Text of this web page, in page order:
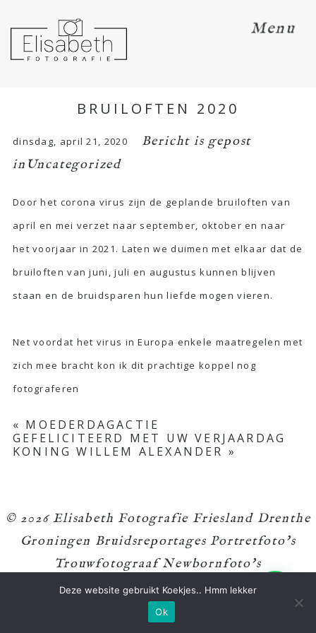
Menu
BRUILOFTEN 2020
dinsdag, april 21, 2020
Bericht is gepost
in Uncategorized
Door het corona virus zijn de geplande bruiloften van
april en mei verzet naar september, oktober en naar
het voorjaar in 2021. Laten we duimen met elkaar dat de
bruiloften van juni, juli en augustus kunnen blijven
staan en de bruidsparen hun liefde mogen vieren.
Net voordat het virus in Europa enkele maatregelen met
zich mee bracht kon ik dit prachtige koppel nog
fotograferen
« MOEDERDAGACTIE
GEFELICITEERD MET UW VERJAARDAG
KONING WILLEM ALEXANDER »
© 2026 Elisabeth Fotografie Friesland Drenthe
Groningen Bruidsreportages Portretfoto's
Trouwfotograaf Newbornfoto's
Familiefoto's | ProPhoto Website
Deze website gebruikt Koekjes.. Hmm lekker
Ok